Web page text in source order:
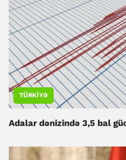
TÜRKIYƏ
Adalar dənizində 3,5 bal